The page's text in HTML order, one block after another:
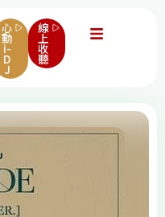
心
動
i-
D
J
線
上
收
聽